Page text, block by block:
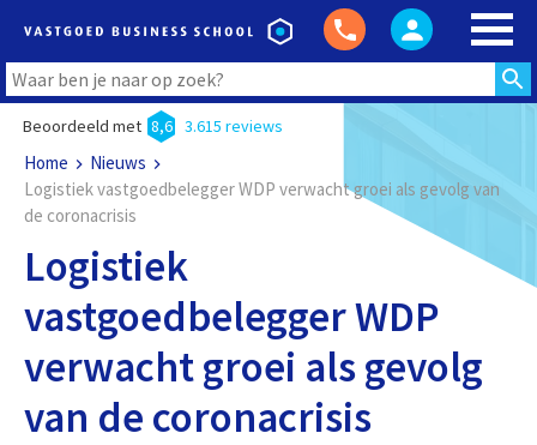
Beoordeeld met 8,6 3.615 reviews
Home
Nieuws
Logistiek vastgoedbelegger WDP verwacht groei als gevolg van
de coronacrisis
Logistiek
vastgoedbelegger WDP
verwacht groei als gevolg
van de coronacrisis